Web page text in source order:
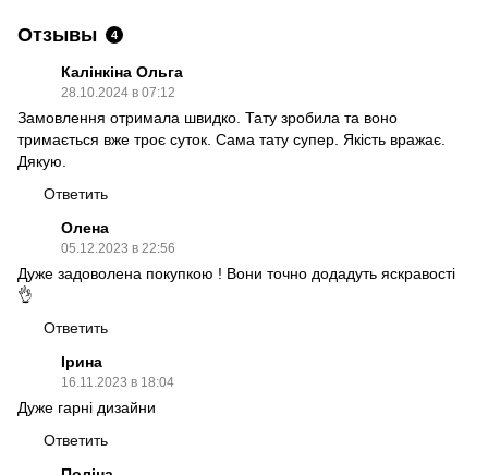
Отзывы 4
Калінкіна Ольга
28.10.2024 в 07:12
Замовлення отримала швидко. Тату зробила та воно
тримається вже троє суток. Сама тату супер. Якість вражає.
Дякую.
Ответить
Олена
05.12.2023 в 22:56
Дуже задоволена покупкою ! Вони точно додадуть яскравості
👌
Ответить
Ірина
16.11.2023 в 18:04
Дуже гарні дизайни
Ответить